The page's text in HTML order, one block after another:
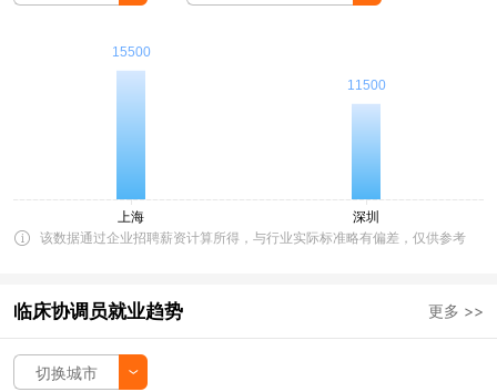
该数据通过企业招聘薪资计算所得，与行业实际标准略有偏差，仅供参考
临床协调员就业趋势 更多 >>
切换城市